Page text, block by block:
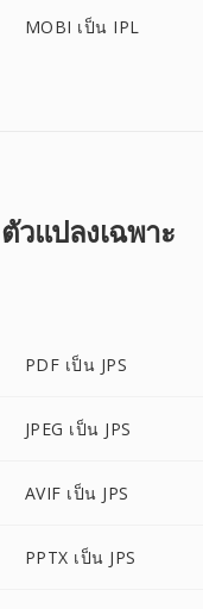
MOBI เป็น IPL
ตัวแปลงเฉพาะ
PDF เป็น JPS
JPEG เป็น JPS
AVIF เป็น JPS
PPTX เป็น JPS